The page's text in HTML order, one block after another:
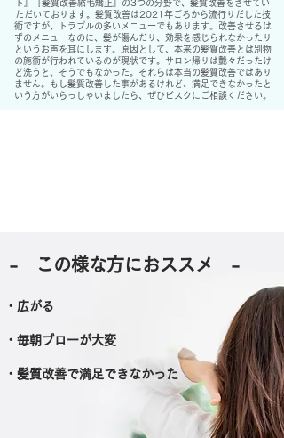
ト』『髪質改善縮毛矯正』の3つの分野で、髪質改善をさせてい
ただいております。髪質改善は2021年ごろから流行りだした技
術ですが、トラブルの多いメニューでもあります。改善させるは
ずのメニューなのに、髪が傷んだり、効果を感じられなかったり
というお声を耳にします。原因として、本来の髪質改善とは別物
の施術が行われているのが現状です。サロン帰りは艶々だったけ
ど洗うと、そうでもなかった。それらは本当の髪質改善ではあり
ません。もし髪質改善した事があるけれど、満足できなかったと
いう方がいらっしゃいましたら、 ぜひビスクにご相談ください。
​- こ の様な方におススメ -
・広がる
・毎朝ブローが大変
・髪質改善で満足できなかった